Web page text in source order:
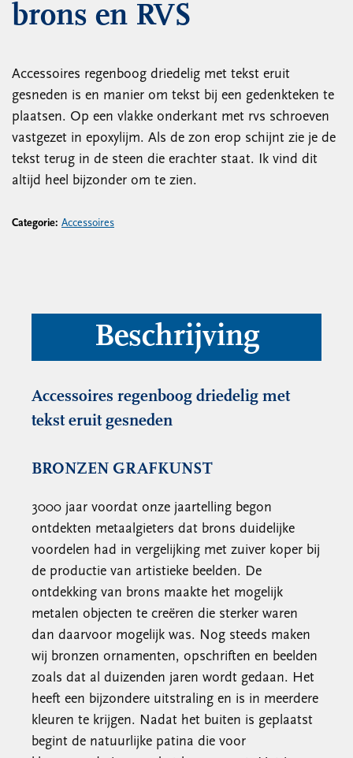
brons en RVS
Accessoires regenboog driedelig met tekst eruit
gesneden is en manier om tekst bij een gedenkteken te
plaatsen. Op een vlakke onderkant met rvs schroeven
vastgezet in epoxylijm. Als de zon erop schijnt zie je de
tekst terug in de steen die erachter staat. Ik vind dit
altijd heel bijzonder om te zien.
Categorie: Accessoires
Beschrijving
Accessoires regenboog driedelig met
tekst eruit gesneden
BRONZEN GRAFKUNST
3000 jaar voordat onze jaartelling begon
ontdekten metaalgieters dat brons duidelijke
voordelen had in vergelijking met zuiver koper bij
de productie van artistieke beelden. De
ontdekking van brons maakte het mogelijk
metalen objecten te creëren die sterker waren
dan daarvoor mogelijk was. Nog steeds maken
wij bronzen ornamenten, opschriften en beelden
zoals dat al duizenden jaren wordt gedaan. Het
heeft een bijzondere uitstraling en is in meerdere
kleuren te krijgen. Nadat het buiten is geplaatst
begint de natuurlijke patina die voor